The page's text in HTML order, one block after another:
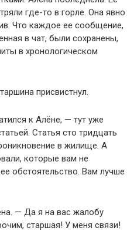
где-то в горле. Она явно
Что каждое ее сообщение,
в чат, были сохранены,
в хронологическом
присвистнул.
к Алёне, — тут уже
Статья сто тридцать
в жилище. А
которые вам не
обстоятельство. Вам лучше
— Да я на вас жалобу
старшая! У меня связи!